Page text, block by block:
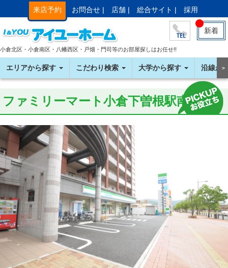
来店予約 お問合せ | 店舗 | 総合サイト | 採用
新着
小倉北区・小倉南区・八幡西区・戸畑・門司等のお部屋探しはお任せ!!
エリアから探す こだわり検索 大学から探す 沿線か＞
ファミリーマート小倉下曽根駅南店